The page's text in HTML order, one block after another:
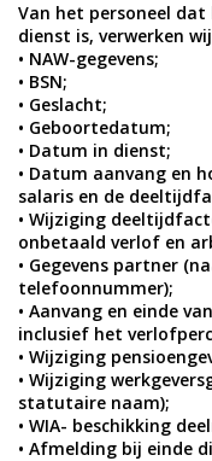
Van het personeel dat
dienst is, verwerken
• NAW-gegevens;
• BSN;
• Geslacht;
• Geboortedatum;
• Datum in dienst;
• Datum aanvang en
salaris en de
• Wijziging
onbetaald verlof en
• Gegevens partner
telefoonnummer);
• Aanvang en einde
inclusief het
• Wijziging
• Wijziging
statutaire naam);
• WIA- beschikking
• Afmelding bij einde